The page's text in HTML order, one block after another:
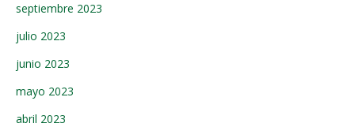
septiembre 2023
julio 2023
junio 2023
mayo 2023
abril 2023